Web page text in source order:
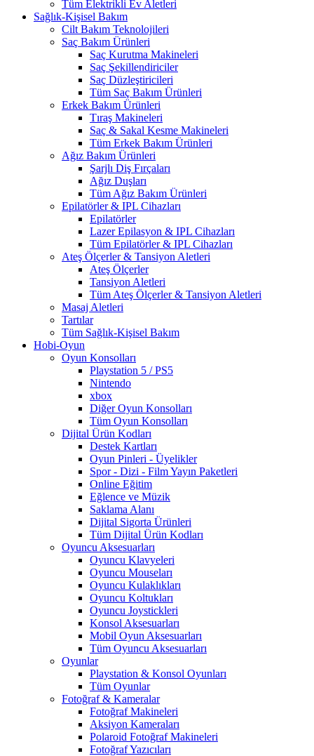
Tüm Elektrikli Ev Aletleri
Sağlık-Kişisel Bakım
Cilt Bakım Teknolojileri
Saç Bakım Ürünleri
Saç Kurutma Makineleri
Saç Şekillendiriciler
Saç Düzleştiricileri
Tüm Saç Bakım Ürünleri
Erkek Bakım Ürünleri
Tıraş Makineleri
Saç & Sakal Kesme Makineleri
Tüm Erkek Bakım Ürünleri
Ağız Bakım Ürünleri
Şarjlı Diş Fırçaları
Ağız Duşları
Tüm Ağız Bakım Ürünleri
Epilatörler & IPL Cihazları
Epilatörler
Lazer Epilasyon & IPL Cihazları
Tüm Epilatörler & IPL Cihazları
Ateş Ölçerler & Tansiyon Aletleri
Ateş Ölçerler
Tansiyon Aletleri
Tüm Ateş Ölçerler & Tansiyon Aletleri
Masaj Aletleri
Tartılar
Tüm Sağlık-Kişisel Bakım
Hobi-Oyun
Oyun Konsolları
Playstation 5 / PS5
Nintendo
xbox
Diğer Oyun Konsolları
Tüm Oyun Konsolları
Dijital Ürün Kodları
Destek Kartları
Oyun Pinleri - Üyelikler
Spor - Dizi - Film Yayın Paketleri
Online Eğitim
Eğlence ve Müzik
Saklama Alanı
Dijital Sigorta Ürünleri
Tüm Dijital Ürün Kodları
Oyuncu Aksesuarları
Oyuncu Klavyeleri
Oyuncu Mouseları
Oyuncu Kulaklıkları
Oyuncu Koltukları
Oyuncu Joystickleri
Konsol Aksesuarları
Mobil Oyun Aksesuarları
Tüm Oyuncu Aksesuarları
Oyunlar
Playstation & Konsol Oyunları
Tüm Oyunlar
Fotoğraf & Kameralar
Fotoğraf Makineleri
Aksiyon Kameraları
Polaroid Fotoğraf Makineleri
Fotoğraf Yazıcıları